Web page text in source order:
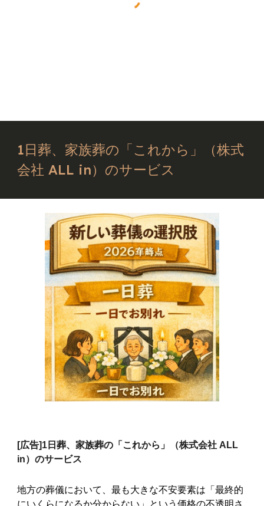
1日葬、家族葬の「これから」（株式
会社 ALL in）のサービス
[広告]1日葬、家族葬の「これから」（株式会社 ALL
in）のサービス
地方の葬儀において、最も大きな不安要素は「最終的
にいくらになるか分からない」という価格の不透明さ